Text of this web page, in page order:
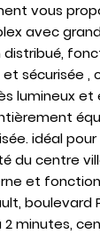
vous
avec
sécurisée ,
lumineux et
idéal
du centre
et
boulevard
2 minutes,